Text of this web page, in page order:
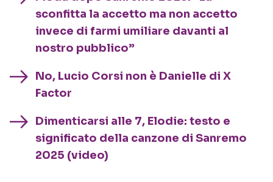
sconfitta la accetto ma non accetto
invece di farmi umiliare davanti al
nostro pubblico”
No, Lucio Corsi non è Danielle di X
Factor
Dimenticarsi alle 7, Elodie: testo e
significato della canzone di Sanremo
2025 (video)